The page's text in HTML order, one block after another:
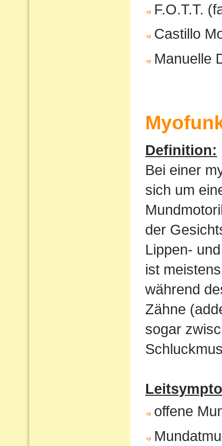
F.O.T.T.
Castillo
Manuelle
Definition:
Bei einer
sich um
der
Lippen-
ist
während
Zähne
sogar
offene